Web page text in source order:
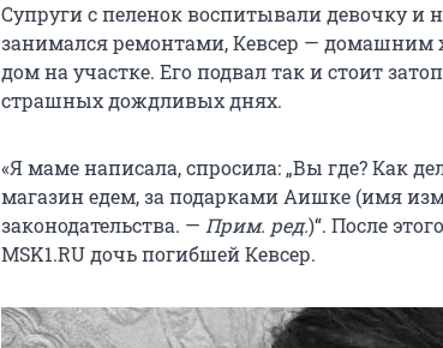
Супруги с пеленок воспитывали девочку и
занимался ремонтами, Кевсер — домашним
дом на участке. Его подвал так и стоит
страшных дождливых днях.
«Я маме написала, спросила: „Вы где? Как
магазин едем, за подарками Аишке (имя
законодательства. — Прим. ред.)“. После
MSK1.RU дочь погибшей Кевсер.